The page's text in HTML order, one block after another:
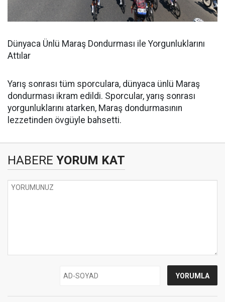
Dünyaca Ünlü Maraş Dondurması ile Yorgunluklarını
Attılar
Yarış sonrası tüm sporculara, dünyaca ünlü Maraş
dondurması ikram edildi. Sporcular, yarış sonrası
yorgunluklarını atarken, Maraş dondurmasının
lezzetinden övgüyle bahsetti.
HABERE YORUM KAT